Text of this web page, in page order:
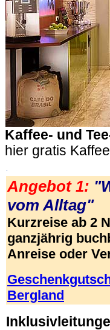
Kaffee- und
hier gratis
.
Angebot 1:
vom Alltag"
Kurzreise ab 2
ganzjährig
Anreise oder
Bergland